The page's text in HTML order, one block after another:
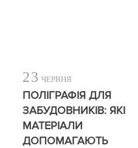
23 ЧЕРВНЯ
ПОЛІГРАФІЯ ДЛЯ
ЗАБУДОВНИКІВ: ЯКІ
МАТЕРІАЛИ
ДОПОМАГАЮТЬ